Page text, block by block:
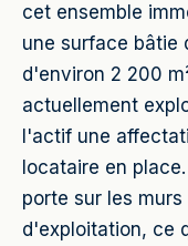
cet ensemble
une surface bâtie
d'environ 2 200
actuellement
l'actif une
locataire en
porte sur les
d'exploitation, ce